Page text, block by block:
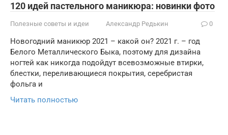
120 идей пастельного маникюра: новинки фото
Полезные советы и идеи Александр Редькин 0
Новогодний маникюр 2021 – какой он? 2021 г. – год
Белого Металлического Быка, поэтому для дизайна
ногтей как никогда подойдут всевозможные втирки,
блестки, переливающиеся покрытия, серебристая
фольга и
Читать полностью